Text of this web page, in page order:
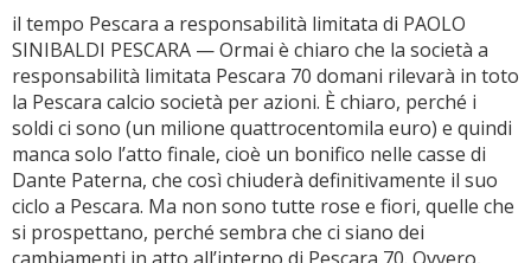
il tempo Pescara a responsabilità limitata di PAOLO
SINIBALDI PESCARA — Ormai è chiaro che la società a
responsabilità limitata Pescara 70 domani rilevarà in toto
la Pescara calcio società per azioni. È chiaro, perché i
soldi ci sono (un milione quattrocentomila euro) e quindi
manca solo l’atto finale, cioè un bonifico nelle casse di
Dante Paterna, che così chiuderà definitivamente il suo
ciclo a Pescara. Ma non sono tutte rose e fiori, quelle che
si prospettano, perché sembra che ci siano dei